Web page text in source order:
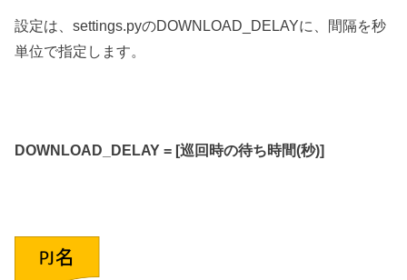
設定は、settings.pyのDOWNLOAD_DELAYに、間隔を秒
単位で指定します。
DOWNLOAD_DELAY = [巡回時の待ち時間(秒)]